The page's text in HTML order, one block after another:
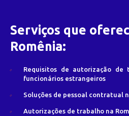
Serviços que
Romênia:
Requisitos de autorização de
funcionários estrangeiros
Soluções de pessoal contratual
Autorizações de trabalho na